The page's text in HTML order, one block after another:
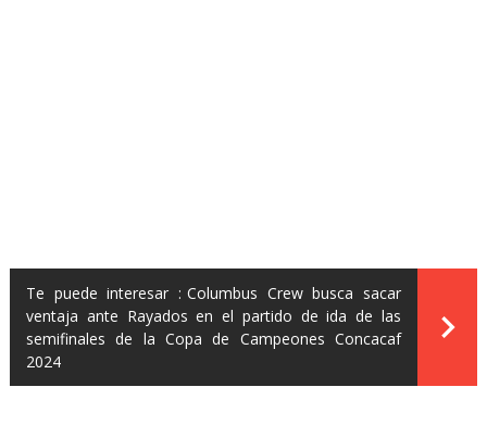
Te puede interesar : Columbus Crew busca sacar
ventaja ante Rayados en el partido de ida de las
semifinales de la Copa de Campeones Concacaf
2024